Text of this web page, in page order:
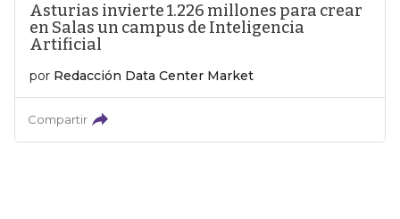
Asturias invierte 1.226 millones para crear
en Salas un campus de Inteligencia
Artificial
por Redacción Data Center Market
Compartir